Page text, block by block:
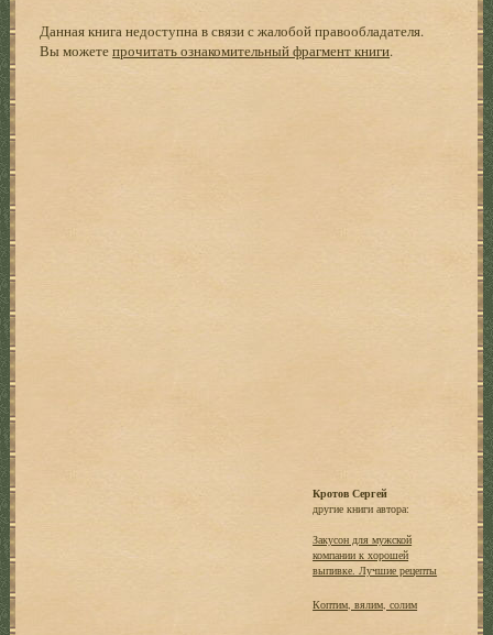
Данная книга недоступна в связи с жалобой правообладателя.
Вы можетепрочитать ознакомительный фрагмент книги.
Кротов Сергей
другие книги автора:
Закусон для мужской
компании к хорошей
выпивке. Лучшие рецепты
Коптим, вялим, солим